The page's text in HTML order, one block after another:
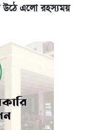
উঠে এলো রহস্যময়